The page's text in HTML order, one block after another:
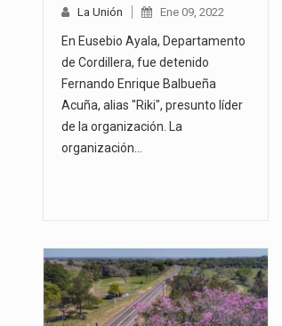
La Unión Ene 09, 2022
En Eusebio Ayala, Departamento
de Cordillera, fue detenido
Fernando Enrique Balbueña
Acuña, alias "Riki", presunto líder
de la organización. La
organización…